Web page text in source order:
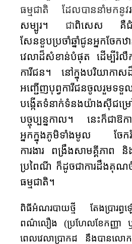
ធម្មជាតិ​ ដែល​បាន​នាំ​មក​នូវ
សម្បូរ​។ ជាពិសេស​ គឺជំនួស​
សែនខួបប្រចាំឆ្នាំ​ជូន​អ្នក​ចែ
វេលា​ដ៏​សំខាន់​បំ​ផុត​ ដើម្បីរំ
ការីជន។ នៅ​ក្នុង​បរិយាកា
អញ្ជើញ​​បុព្វការីជន​​ចូលរួមទទួល
បង្កើត​ទំ​នាក់​ទំ​នង​យ៉ាង​ស៊ីជម្រ
បច្ចុប្បន្ន​កាល​។ នេះ​ក៏​ជា​
អ្នកក្នុងភូមិ​ទាំង​មូល​ ចែក​រំ
ការងារ​ ពង្រឹង​សាមគ្គីភាព​
ប្រពៃណី​ ក៏ដូច​ជា​ការ​ដឹង​គុណ​ចំ
ធម្មជាតិ។
ពិធី​​អំណរបាយ​ថ្មី​ ​តែង​​ប្រារព្ធ​​
ពណ៌​​លឿង ​​(ប្រហែល​​​ខែ​​កញ្ញា​ ឬ​​តុ
ពេល​វេលាប្រាកដ ​នឹងបាន​លោក